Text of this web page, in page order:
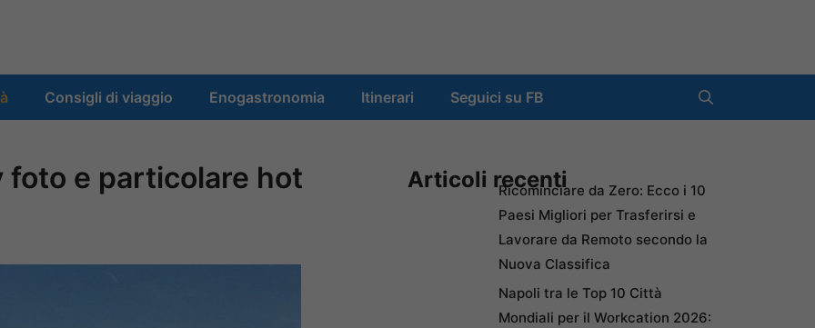
Consigli di viaggio Enogastronomia Itinerari Seguici su FB
foto e particolare hot Articoli recentiRicominciare da Zero: Ecco i 10
Paesi Migliori per Trasferirsi e
Lavorare da Remoto secondo la
Nuova Classifica
Napoli tra le Top 10 Città
Mondiali per il Workcation 2026: